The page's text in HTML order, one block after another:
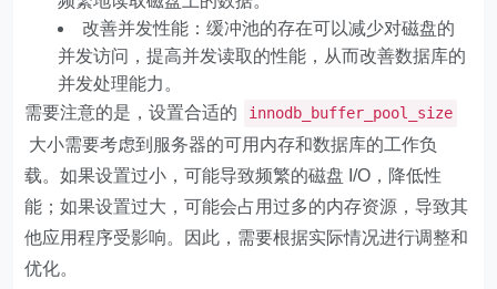
改善并发性能：缓冲池的存在可以减少对磁盘的
并发访问，提高并发读取的性能，从而改善数据库的
并发处理能力。
需要注意的是，设置合适的
innodb_buffer_pool_size
大小需要考虑到服务器的可用内存和数据库的工作负
载。如果设置过小，可能导致频繁的磁盘 I/O，降低性
能；如果设置过大，可能会占用过多的内存资源，导致其
他应用程序受影响。因此，需要根据实际情况进行调整和
优化。